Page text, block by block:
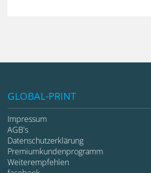
GLOBAL-PRINT
Impressum
AGB's
Datenschutzerklärung
Premiumkundenprogramm
Weiterempfehlen